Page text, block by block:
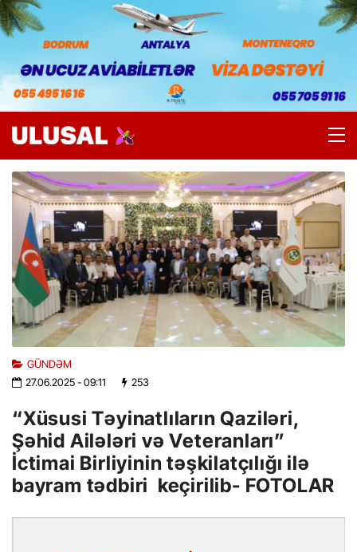
GÜNDƏM
27.06.2025- 09:11 253
“Xüsusi Təyinatlıların Qaziləri,
Şəhid Ailələri və Veteranları”
İctimai Birliyinin təşkilatçılığı ilə
bayram tədbiri keçirilib- FOTOLAR